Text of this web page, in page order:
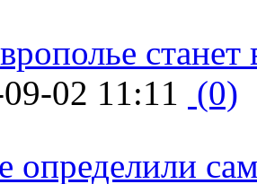
02 11:11 (0)
определили